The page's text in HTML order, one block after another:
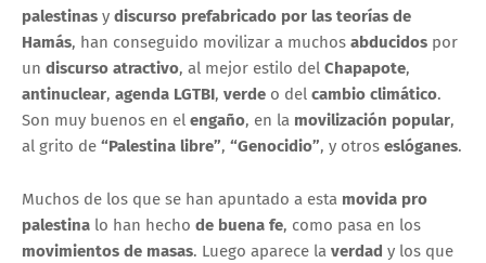
palestinas y discurso prefabricado por las teorías de
Hamás, han conseguido movilizar a muchos abducidos por
un discurso atractivo, al mejor estilo del Chapapote,
antinuclear, agenda LGTBI, verde o del cambio climático.
Son muy buenos en el engaño, en la movilización popular,
al grito de “Palestina libre”, “Genocidio”, y otros eslóganes.
Muchos de los que se han apuntado a esta movida pro
palestina lo han hecho de buena fe, como pasa en los
movimientos de masas. Luego aparece la verdad y los que